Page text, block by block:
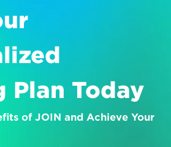
Plan Today
of JOIN and Achieve Your